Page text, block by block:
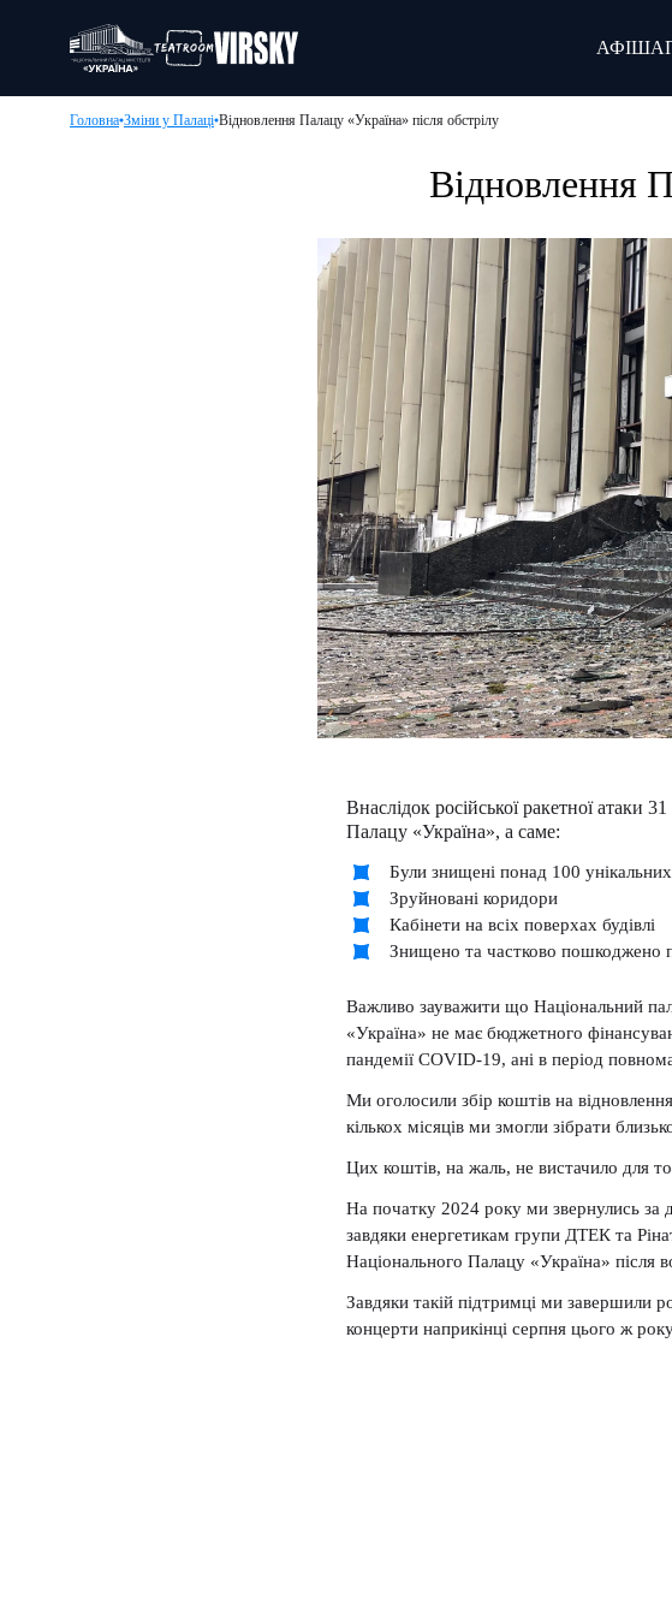
АФІША
Головна Зміни у Палаці Відновлення Палацу «Україна» після обстрілу
Відновлення
Внаслідок російської ракетної атаки
Палацу «Україна», а саме:
Були знищені понад 100
Зруйновані коридори
Кабінети на всіх поверхах будівлі
Знищено та частково пошкоджено
Важливо зауважити що Національний
«Україна» не має бюджетного
пандемії COVID-19, ані в період
Ми оголосили збір коштів на
кількох місяців ми змогли зібрати
Цих коштів, на жаль, не вистачило для
На початку 2024 року ми звернулись
завдяки енергетикам групи ДТЕК та
Національного Палацу «Україна» після
Завдяки такій підтримці ми завершили
концерти наприкінці серпня цього ж